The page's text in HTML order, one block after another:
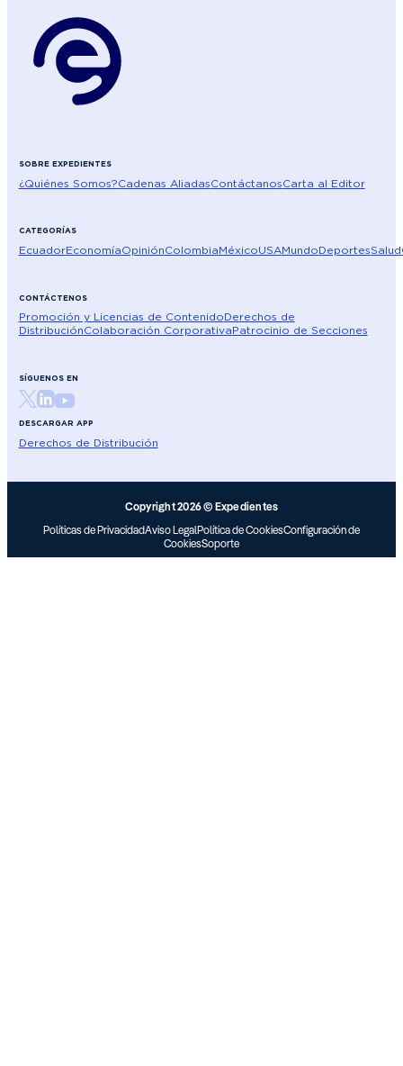
SOBRE EXPEDIENTES
¿Quiénes Somos?Cadenas AliadasContáctanosCarta al Editor
CATEGORÍAS
EcuadorEconomíaOpiniónColombiaMéxicoUSAMundoDeportesSalud
CONTÁCTENOS
Promoción y Licencias de ContenidoDerechos de
DistribuciónColaboración CorporativaPatrocinio de Secciones
SÍGUENOS EN
DESCARGAR APP
Derechos de Distribución
Copyright 2026 © Expedientes
Políticas de PrivacidadAviso LegalPolítica de CookiesConfiguración de
CookiesSoporte